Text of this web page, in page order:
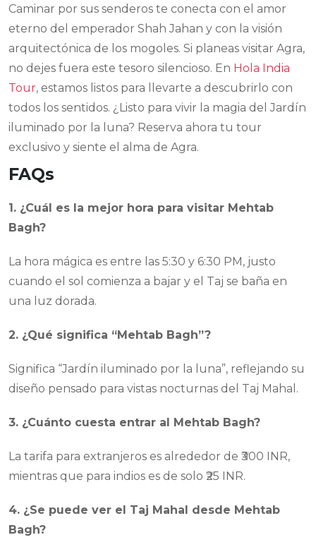
Caminar por sus senderos te conecta con el amor
eterno del emperador Shah Jahan y con la visión
arquitectónica de los mogoles. Si planeas visitar Agra,
no dejes fuera este tesoro silencioso. En Hola India
Tour, estamos listos para llevarte a descubrirlo con
todos los sentidos. ¿Listo para vivir la magia del Jardín
iluminado por la luna? Reserva ahora tu tour
exclusivo y siente el alma de Agra.
FAQs
1. ¿Cuál es la mejor hora para visitar Mehtab
Bagh?
La hora mágica es entre las 5:30 y 6:30 PM, justo
cuando el sol comienza a bajar y el Taj se baña en
una luz dorada.
2. ¿Qué significa “Mehtab Bagh”?
Significa “Jardín iluminado por la luna”, reflejando su
diseño pensado para vistas nocturnas del Taj Mahal.
3. ¿Cuánto cuesta entrar al Mehtab Bagh?
La tarifa para extranjeros es alrededor de ₹300 INR,
mientras que para indios es de solo ₹25 INR.
4. ¿Se puede ver el Taj Mahal desde Mehtab
Bagh?